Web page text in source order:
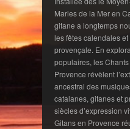
Maries de la Mer en
gitane a longtemps
les fêtes calendales
provençale. En
populaires, les
Provence révèlent
ancestral des
catalanes, gitanes et
siècles d’expression
Gitans en Provence